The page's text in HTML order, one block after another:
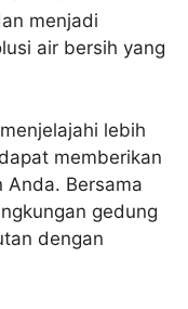
menjadi
air bersih yang
lebih
memberikan
Anda. Bersama
gedung
dengan